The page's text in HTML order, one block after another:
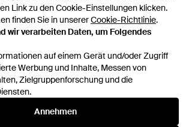
Link zu den Cookie-Einstellungen klicken.
finden Sie in unsererCookie-Richtlinie.
wir verarbeiten Daten, um Folgendes
auf einem Gerät und/oder Zugriff
Werbung und Inhalte, Messen von
Zielgruppenforschung und die
Annehmen